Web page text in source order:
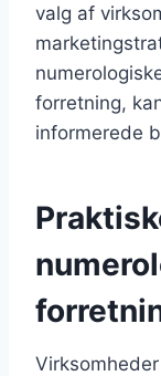
valg af
forretning,
informerede